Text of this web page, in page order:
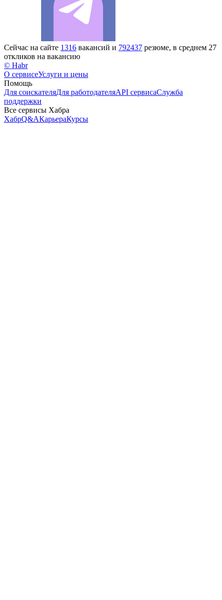
Сейчас на сайте 1316 вакансий и 792437 резюме, в среднем 27
откликов на вакансию
© Habr
О сервисеУслуги и цены
Помощь
Для соискателяДля работодателяAPI сервисаСлужба
поддержки
Все сервисы Хабра
ХабрQ&AКарьераКурсы